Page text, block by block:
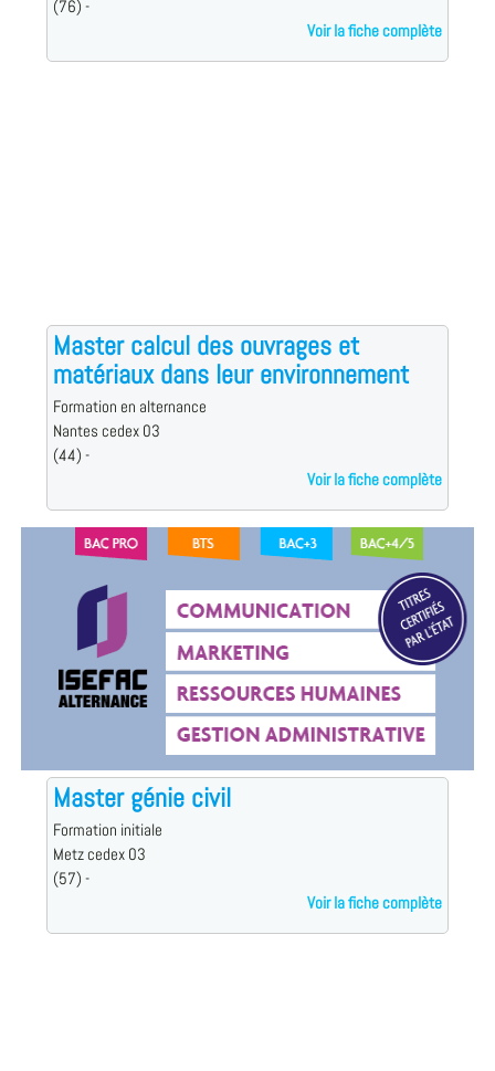
(76) -
Voir la fiche complète
Master calcul des ouvrages et
matériaux dans leur environnement
Formation en alternance
Nantes cedex 03
(44) -
Voir la fiche complète
Master génie civil
Formation initiale
Metz cedex 03
(57) -
Voir la fiche complète